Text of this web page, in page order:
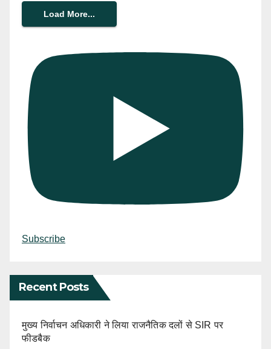
Load More...
Subscribe
Recent Posts
मुख्य निर्वाचन अधिकारी ने लिया राजनैतिक दलों से SIR पर
फीडबैक